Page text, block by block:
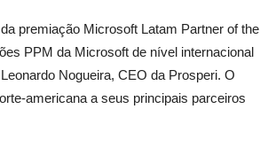
premiação Microsoft Latam Partner of the
PPM da Microsoft de nível internacional
Nogueira, CEO da Prosperi. O
americana a seus principais parceiros